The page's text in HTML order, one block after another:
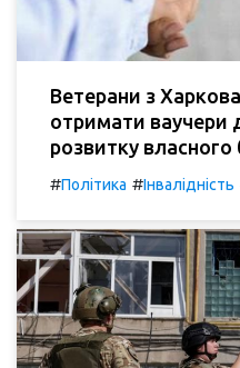
Ветерани з
отримати ваучери
розвитку власного
#Політика #Інвалідність